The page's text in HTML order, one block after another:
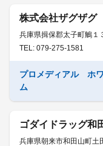
株式会社ザグザ
兵庫県揖保郡太子町鵤１
TEL: 079-275-1581
プロメディアル ホ
ム
ゴダイドラッグ和
兵庫県朝来市和田山町土